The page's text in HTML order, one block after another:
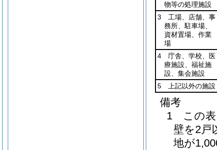
物等の処理施設
3 工場、店舗、事
務所、駐車場、
資材置場、作業
場
4 庁舎、学校、医
療施設、福祉施
設、集会施設
5 上記以外の施設
備考
1 この表
壁を2戸
地が